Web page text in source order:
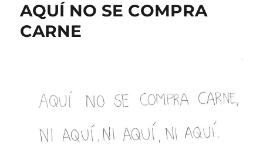
AQUÍ NO SE COMPRA
CARNE